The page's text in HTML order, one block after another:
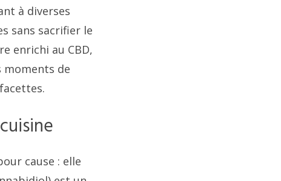
à diverses
sans sacrifier le
enrichi au CBD,
de
cause : elle